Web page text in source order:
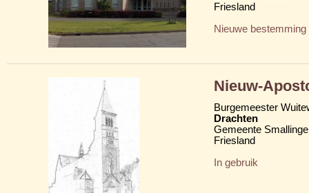
Friesland
Nieuwe bestemming
Nieuw-
Burgemeester
Drachten
Gemeente
Friesland
In gebruik